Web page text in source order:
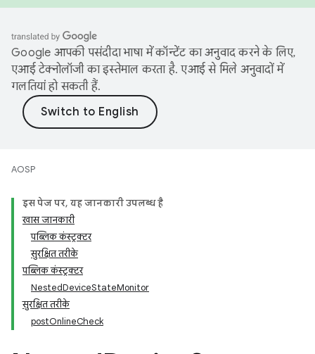
Google आपकी पसंदीदा भाषा में कॉन्टेंट का अनुवाद करने के लिए,
एआई टेक्नोलॉजी का इस्तेमाल करता है. एआई से मिले अनुवादों में
गलतियां हो सकती हैं.
AOSP
इस पेज पर, यह जानकारी उपलब्ध है
खास जानकारी
पब्लिक कंस्ट्रक्टर
सुरक्षित तरीके
पब्लिक कंस्ट्रक्टर
NestedDeviceStateMonitor
सुरक्षित तरीके
postOnlineCheck